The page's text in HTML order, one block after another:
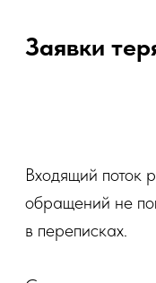
Заявки
Входящий поток
обращений не
в переписках.